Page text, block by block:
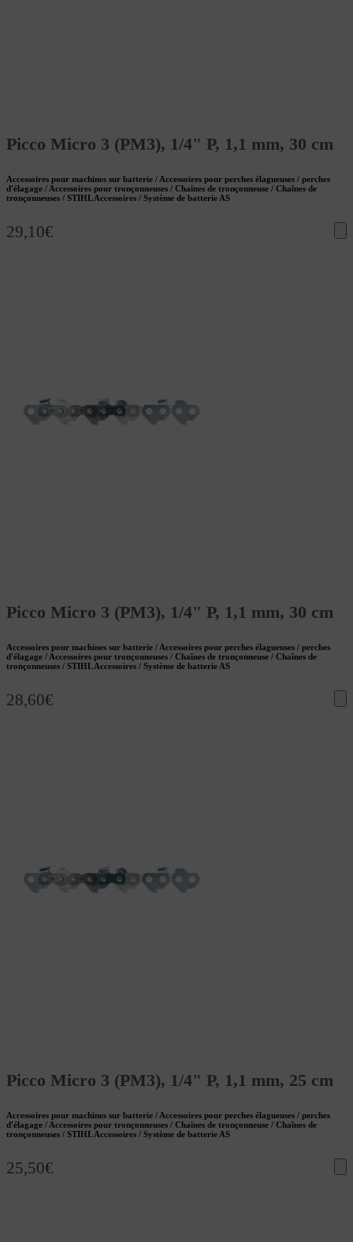
Picco Micro 3 (PM3), 1/4" P, 1,1 mm, 30 cm
Accessoires pour machines sur batterie / Accessoires pour perches élagueuses / perches
d'élagage / Accessoires pour tronçonneuses / Chaînes de tronçonneuse / Chaînes de
tronçonneuses / STIHL Accessoires / Système de batterie AS
29,10€
Picco Micro 3 (PM3), 1/4" P, 1,1 mm, 30 cm
Accessoires pour machines sur batterie / Accessoires pour perches élagueuses / perches
d'élagage / Accessoires pour tronçonneuses / Chaînes de tronçonneuse / Chaînes de
tronçonneuses / STIHL Accessoires / Système de batterie AS
28,60€
Picco Micro 3 (PM3), 1/4" P, 1,1 mm, 25 cm
Accessoires pour machines sur batterie / Accessoires pour perches élagueuses / perches
d'élagage / Accessoires pour tronçonneuses / Chaînes de tronçonneuse / Chaînes de
tronçonneuses / STIHL Accessoires / Système de batterie AS
25,50€